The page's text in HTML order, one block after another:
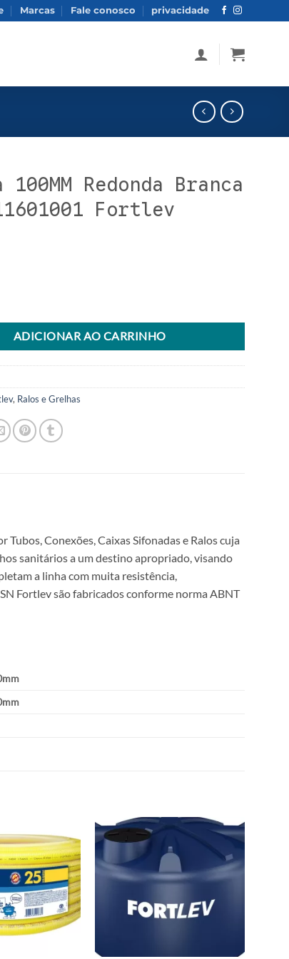
Marcas Fale conosco privacidade
Redonda Branca
Fortlev
ADICIONAR AO CARRINHO
, Ralos e Grelhas
Conexões, Caixas Sifonadas e Ralos cuja
sanitários a um destino apropriado, visando
a linha com muita resistência,
Fortlev são fabricados conforme norma ABNT